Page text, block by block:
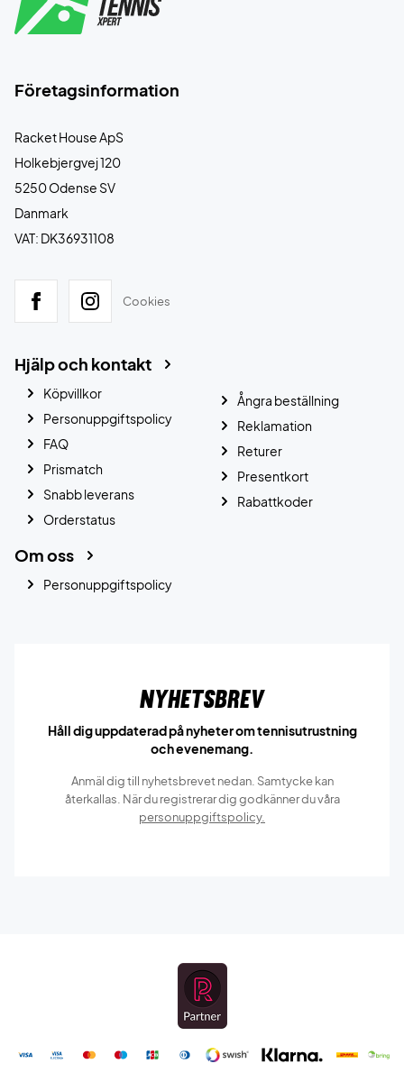
Företagsinformation
Racket House ApS
Holkebjergvej 120
5250 Odense SV
Danmark
VAT: DK36931108
Cookies
Hjälp och kontakt
Köpvillkor
Personuppgiftspolicy
FAQ
Prismatch
Snabb leverans
Orderstatus
Ångra beställning
Reklamation
Returer
Presentkort
Rabattkoder
Om oss
Personuppgiftspolicy
Nyhetsbrev
Håll dig uppdaterad på nyheter om tennisutrustning
och evenemang.
Anmäl dig till nyhetsbrevet nedan. Samtycke kan
återkallas. När du registrerar dig godkänner du våra
personuppgiftspolicy.